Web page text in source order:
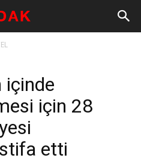
içinde
için 28
etti